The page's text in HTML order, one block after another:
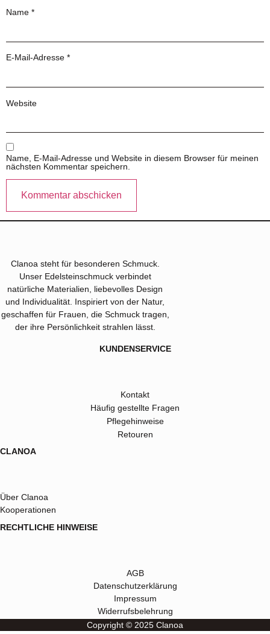
Name *
E-Mail-Adresse *
Website
Name, E-Mail-Adresse und Website in diesem Browser für meinen
nächsten Kommentar speichern.
Clanoa steht für besonderen Schmuck.
Unser Edelsteinschmuck verbindet
natürliche Materialien, liebevolles Design
und Individualität. Inspiriert von der Natur,
geschaffen für Frauen, die Schmuck tragen,
der ihre Persönlichkeit strahlen lässt.
KUNDENSERVICE
Kontakt
Häufig gestellte Fragen
Pflegehinweise
Retouren
CLANOA
Über Clanoa
Kooperationen
RECHTLICHE HINWEISE
AGB
Datenschutzerklärung
Impressum
Widerrufsbelehrung
Copyright © 2025 Clanoa